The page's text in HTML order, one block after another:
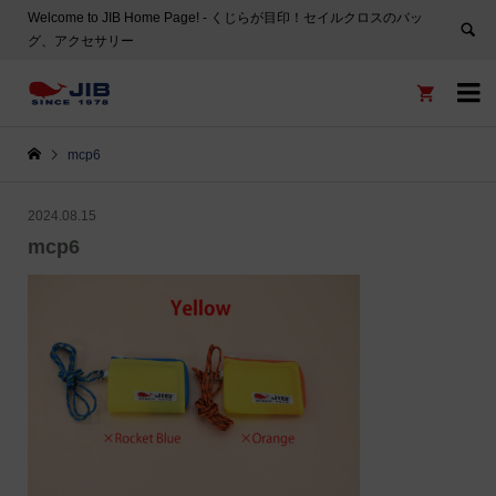
Welcome to JIB Home Page! ‐ くじらが目印！セイルクロスのバッ
グ、アクセサリー


mcp6
2024.08.15
mcp6